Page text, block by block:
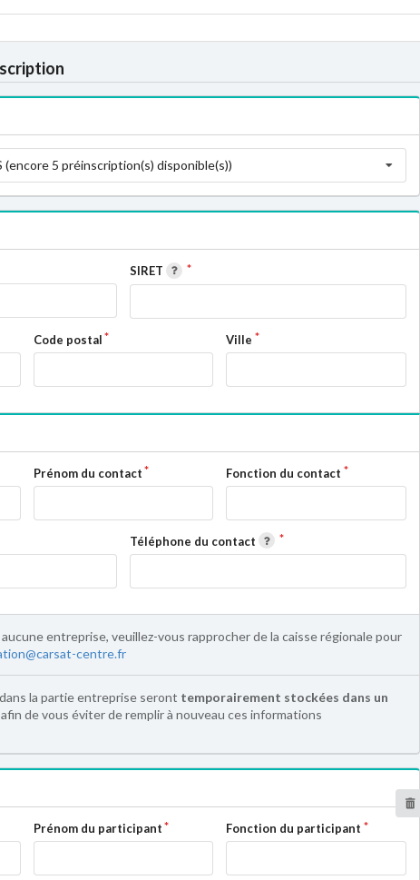
5 préinscription(s) disponible(s))
SIRET
Code postal Ville
Prénom du contact Fonction du contact
Téléphone du contact
entreprise, veuillez-vous rapprocher de la caisse régionale pour
centre.fr
la partie entreprise seront temporairement stockées dans un
de vous éviter de remplir à nouveau ces informations
Prénom du participant Fonction du participant